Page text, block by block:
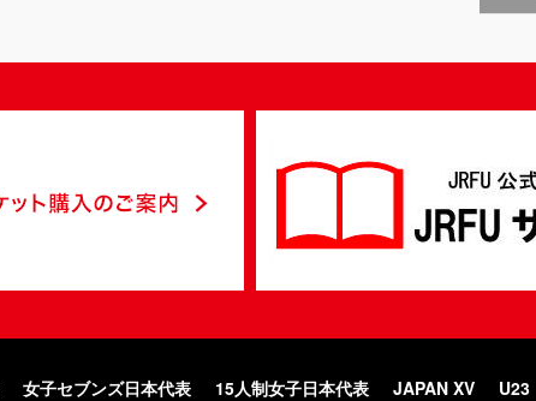
女子セブンズ日本代表 15人制女子日本代表 JAPAN XV U23